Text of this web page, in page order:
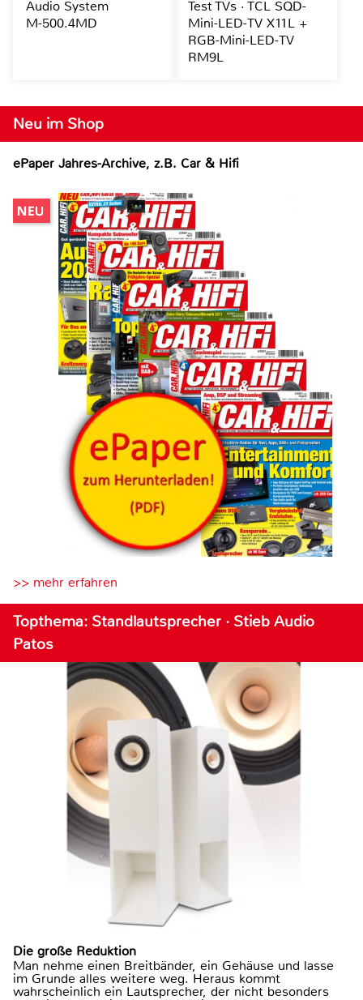
Neu im Shop
ePaper Jahres-Archive, z.B. Car & Hifi
>> mehr erfahren
Topthema: Standlautsprecher · Stieb Audio
Patos
Die große Reduktion
Man nehme einen Breitbänder, ein Gehäuse und lasse
im Grunde alles weitere weg. Heraus kommt
wahrscheinlich ein Lautsprecher, der nicht besonders
Audio System
M-500.4MD
Test TVs · TCL SQD-
Mini-LED-TV X11L +
RGB-Mini-LED-TV
RM9L